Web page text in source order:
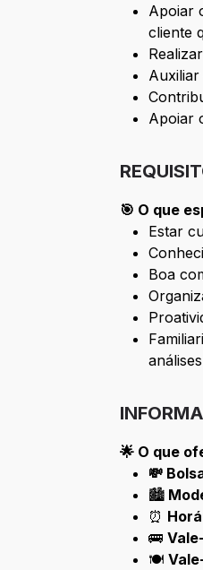
Apoiar
cliente
Apoiar
🎯 O que
Estar
Boa
🌟 O que
💸
🏙️
⏰
🚌
🍽️